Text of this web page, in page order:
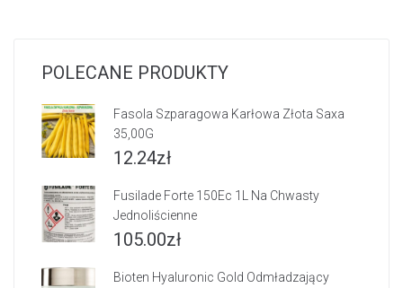
POLECANE PRODUKTY
Fasola Szparagowa Karłowa Złota Saxa
35,00G
12.24zł
Fusilade Forte 150Ec 1L Na Chwasty
Jednoliścienne
105.00zł
Bioten Hyaluronic Gold Odmładzający